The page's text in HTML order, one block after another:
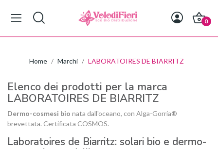
0
Home Marchi LABORATOIRES DE BIARRITZ
Elenco dei prodotti per la marca
LABORATOIRES DE BIARRITZ
Dermo-cosmesi bio nata dall'oceano, con Alga-Gorria®
brevettata. Certificata COSMOS.
Laboratoires de Biarritz: solari bio e dermo-